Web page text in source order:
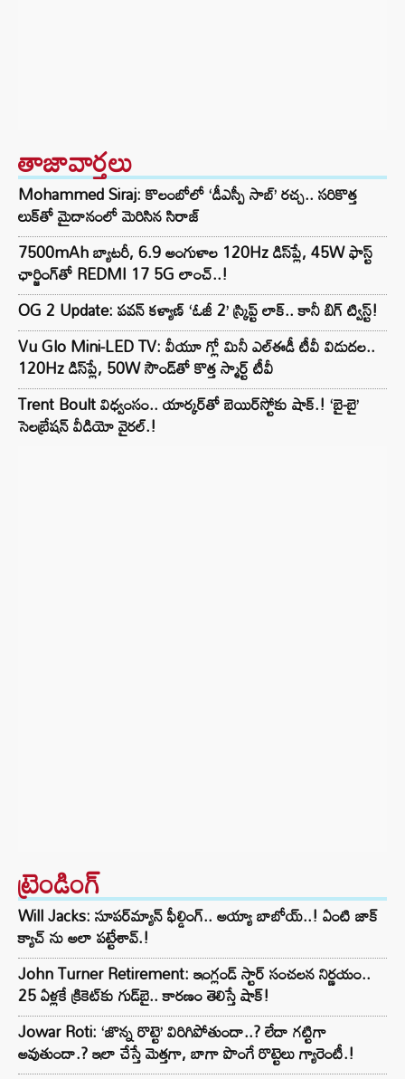
తాజావార్తలు
Mohammed Siraj: కొలంబోలో ‘డీఎస్పీ సాబ్’ రచ్చ.. సరికొత్త
లుక్‌తో మైదానంలో మెరిసిన సిరాజ్
7500mAh బ్యాటరీ, 6.9 అంగుళాల 120Hz డిస్‌ప్లే, 45W ఫాస్ట్
ఛార్జింగ్‌తో REDMI 17 5G లాంచ్..!
OG 2 Update: పవన్ కళ్యాణ్ ‘ఓజీ 2’ స్క్రిప్ట్ లాక్.. కానీ బిగ్ ట్విస్ట్!
Vu Glo Mini-LED TV: వీయూ గ్లో మినీ ఎల్ఈడీ టీవీ విడుదల..
120Hz డిస్‌ప్లే, 50W సౌండ్‌తో కొత్త స్మార్ట్ టీవీ
Trent Boult విధ్వంసం.. యార్కర్‌తో బెయిర్‌స్టోకు షాక్.! ‘బై-బై’
సెలబ్రేషన్ వీడియో వైరల్.!
ట్రెండింగ్‌
Will Jacks: సూపర్‌మ్యాన్ ఫీల్డింగ్.. అయ్యా బాబోయ్..! ఏంటి జాక్
క్యాచ్ ను అలా పట్టేశావ్.!
John Turner Retirement: ఇంగ్లండ్ స్టార్ సంచలన నిర్ణయం..
25 ఏళ్లకే క్రికెట్‌కు గుడ్‌బై.. కారణం తెలిస్తే షాక్!
Jowar Roti: ‘జొన్న రొట్టె’ విరిగిపోతుందా..? లేదా గట్టిగా
అవుతుందా.? ఇలా చేస్తే మెత్తగా, బాగా పొంగే రొట్టెలు గ్యారెంటీ.!